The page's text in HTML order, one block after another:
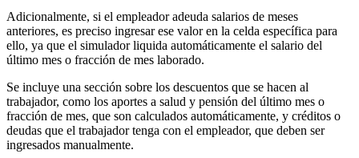
Adicionalmente, si el empleador adeuda salarios de meses
anteriores, es preciso ingresar ese valor en la celda específica para
ello, ya que el simulador liquida automáticamente el salario del
último mes o fracción de mes laborado.
Se incluye una sección sobre los descuentos que se hacen al
trabajador, como los aportes a salud y pensión del último mes o
fracción de mes, que son calculados automáticamente, y créditos o
deudas que el trabajador tenga con el empleador, que deben ser
ingresados manualmente.